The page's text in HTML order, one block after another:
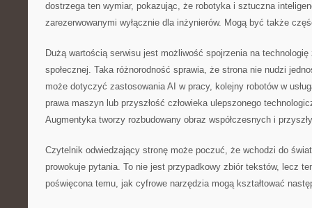
dostrzega ten wymiar, pokazując, że robotyka i sztuczna
zarezerwowanymi wyłącznie dla inżynierów. Mogą być także
Dużą wartością serwisu jest możliwość spojrzenia na technologię
społecznej. Taka różnorodność sprawia, że strona nie nudzi
może dotyczyć zastosowania AI w pracy, kolejny robotów w
prawa maszyn lub przyszłość człowieka ulepszonego
Augmentyka tworzy rozbudowany obraz współczesnych i
Czytelnik odwiedzający stronę może poczuć, że wchodzi do
prowokuje pytania. To nie jest przypadkowy zbiór tekstów, lecz
poświęcona temu, jak cyfrowe narzędzia mogą kształtować